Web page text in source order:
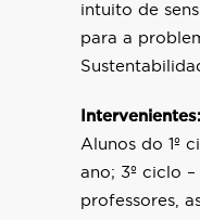
intuito de
para a
Intervenientes:
Alunos do 1º
ano; 3º ciclo
professores,